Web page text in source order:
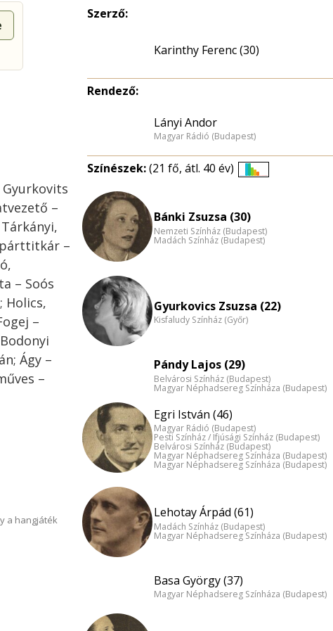
Gyurkovits
–
párttitkár –
– Soós
Holics,
–
Ágy –
–
a hangjáték
Szerző:
Karinthy Ferenc (30)
Rendező:
Lányi Andor
Magyar Rádió (Budapest)
Színészek:(21 fő, átl. 40 év)
Bánki Zsuzsa (30)
Nemzeti Színház (Budapest)
Madách Színház (Budapest)
Gyurkovics Zsuzsa (22)
Kisfaludy Színház (Győr)
Pándy Lajos (29)
Belvárosi Színház (Budapest)
Magyar Néphadsereg Színháza (Budapest)
Egri István (46)
Magyar Rádió (Budapest)
Pesti Színház / Ifjúsági Színház (Budapest)
Belvárosi Színház (Budapest)
Magyar Néphadsereg Színháza (Budapest)
Magyar Néphadsereg Színháza (Budapest)
Lehotay Árpád (61)
Madách Színház (Budapest)
Magyar Néphadsereg Színháza (Budapest)
Basa György (37)
Magyar Néphadsereg Színháza (Budapest)